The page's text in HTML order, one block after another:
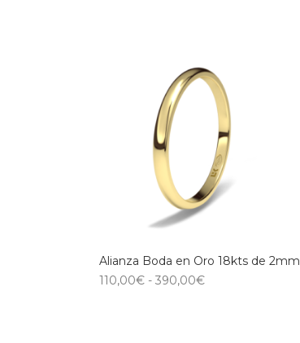
Alianza Boda en Oro 18kts de 2mm
110,00€ - 390,00€